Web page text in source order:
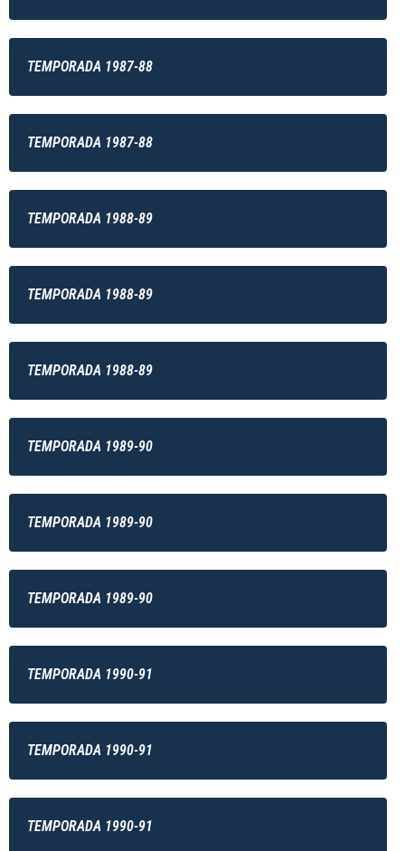
TEMPORADA 1987-88
TEMPORADA 1987-88
TEMPORADA 1988-89
TEMPORADA 1988-89
TEMPORADA 1988-89
TEMPORADA 1989-90
TEMPORADA 1989-90
TEMPORADA 1989-90
TEMPORADA 1990-91
TEMPORADA 1990-91
TEMPORADA 1990-91